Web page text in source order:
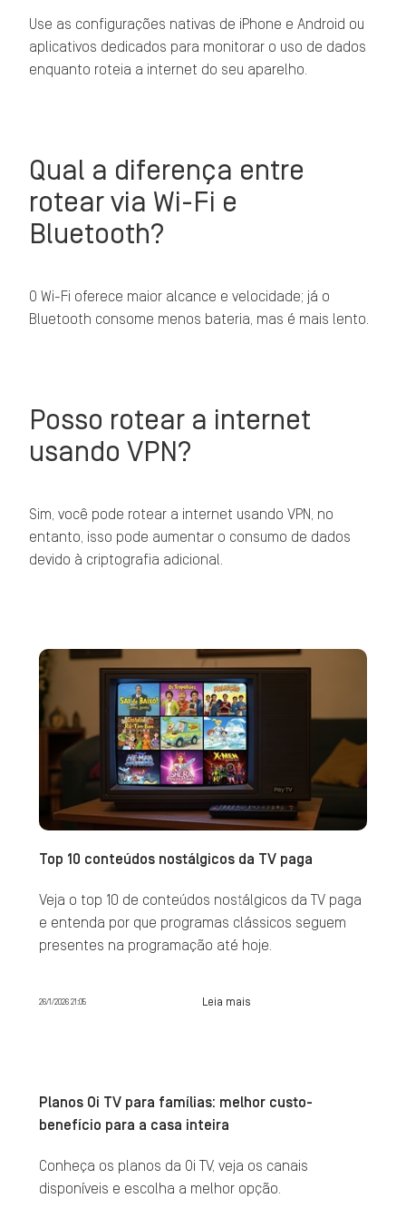
Use as configurações nativas de iPhone e Android ou
aplicativos dedicados para monitorar o uso de dados
enquanto roteia a internet do seu aparelho.
Qual a diferença entre
rotear via Wi-Fi e
Bluetooth?
O Wi-Fi oferece maior alcance e velocidade; já o
Bluetooth consome menos bateria, mas é mais lento.
Posso rotear a internet
usando VPN?
Sim, você pode rotear a internet usando VPN, no
entanto, isso pode aumentar o consumo de dados
devido à criptografia adicional.
Top 10 conteúdos nostálgicos da TV paga
Veja o top 10 de conteúdos nostálgicos da TV paga
e entenda por que programas clássicos seguem
presentes na programação até hoje.
26/1/2026 21:05 Leia mais
Planos Oi TV para famílias: melhor custo-
benefício para a casa inteira
Conheça os planos da Oi TV, veja os canais
disponíveis e escolha a melhor opção.